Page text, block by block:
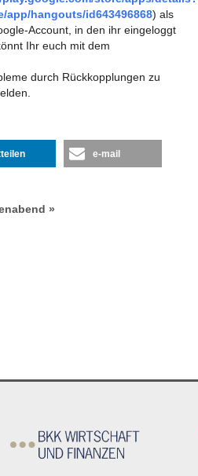
app/hangouts/id643496868) als
Account, in den ihr eingeloggt
Ihr euch mit dem
durch Rückkopplungen zu
e-mail
»